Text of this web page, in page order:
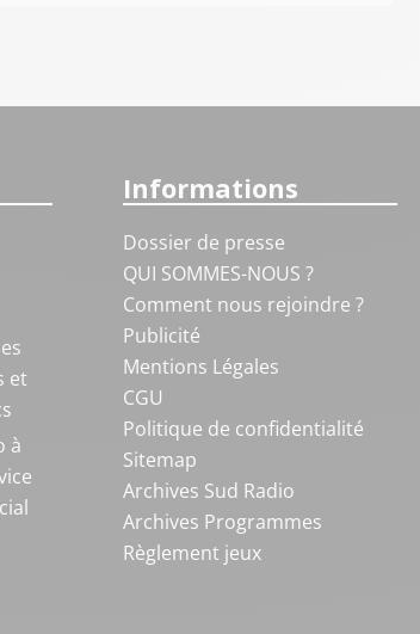
et
à
Informations
Dossier de presse
QUI SOMMES-NOUS ?
Comment nous rejoindre ?
Publicité
Mentions Légales
CGU
Politique de confidentialité
Sitemap
Archives Sud Radio
Archives Programmes
Règlement jeux